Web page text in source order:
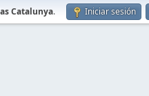
Catalunya. Iniciar sesión